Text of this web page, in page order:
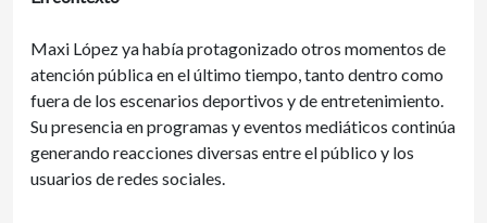
Maxi López ya había protagonizado otros momentos de
atención pública en el último tiempo, tanto dentro como
fuera de los escenarios deportivos y de entretenimiento.
Su presencia en programas y eventos mediáticos continúa
generando reacciones diversas entre el público y los
usuarios de redes sociales.